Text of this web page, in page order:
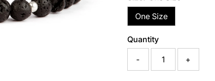
One Size
Quantity
- +